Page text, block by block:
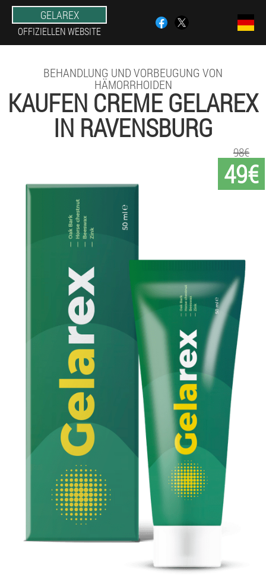
GELAREX
OFFIZIELLEN WEBSITE
BEHANDLUNG UND VORBEUGUNG VON
HÄMORRHOIDEN
KAUFEN CREME GELAREX
IN RAVENSBURG
49€
98€